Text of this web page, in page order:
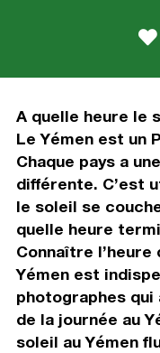
A quelle heure le
Le Yémen est un
Chaque pays a
différente. C’est
le soleil se
quelle heure
Connaître
Yémen est
photographes
de la journée au
soleil au Yémen